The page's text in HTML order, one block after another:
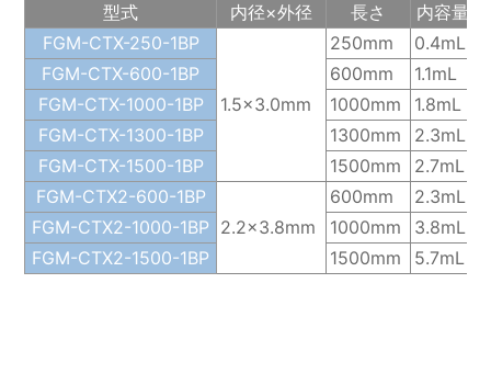
型式 内径×外径 長さ
内容量
FGM-CTX-250-1BP
1.5×3.0mm
250mm 0.4mL
FGM-CTX-600-1BP 600mm
1.1mL
FGM-CTX-1000-1BP
1000mm
1.8mL
FGM-CTX-1300-1BP
1300mm
2.3mL
FGM-CTX-1500-1BP
1500mm
2.7mL
FGM-CTX2-600-1BP
2.2×3.8mm
600mm
2.3mL
FGM-CTX2-1000-1BP
1000mm
3.8mL
FGM-CTX2-1500-1BP
1500mm 5.7mL